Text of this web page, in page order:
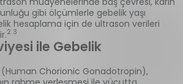
gibi ölçümlerle gebelik yaşı
hesaplama için de ultrason verileri
2 3
ile Gebelik
Chorionic Gonadotropin),